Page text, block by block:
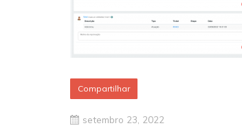
Compartilhar
setembro 23, 2022